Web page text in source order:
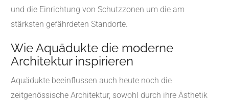
und die Einrichtung von Schutzzonen um die am
stärksten gefährdeten Standorte.
Wie Aquädukte die moderne
Architektur inspirieren
Aquädukte beeinflussen auch heute noch die
zeitgenössische Architektur, sowohl durch ihre Ästhetik